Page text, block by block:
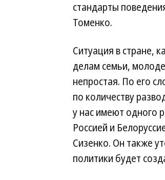
стандарты
Томенко.
Ситуация в стране,
делам семьи,
непростая. По его
по количеству
у нас имеют одного
Россией и
Сизенко. Он также
политики будет